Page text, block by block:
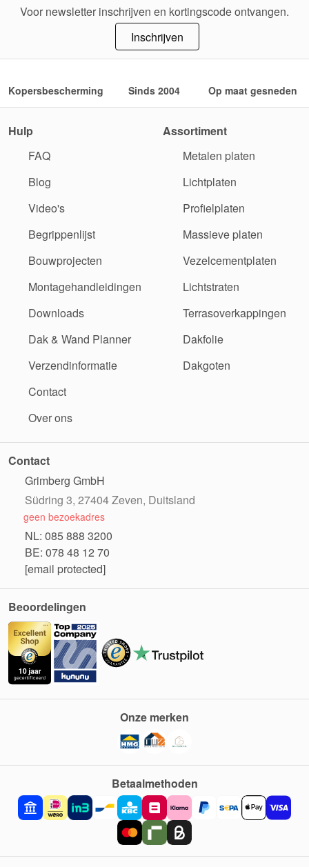
Voor newsletter inschrijven en kortingscode ontvangen.
Inschrijven
Kopersbescherming Sinds 2004 Op maat gesneden
Hulp
FAQ
Blog
Video's
Begrippenlijst
Bouwprojecten
Montagehandleidingen
Downloads
Dak & Wand Planner
Verzendinformatie
Contact
Over ons
Assortiment
Metalen platen
Lichtplaten
Profielplaten
Massieve platen
Vezelcementplaten
Lichtstraten
Terrasoverkappingen
Dakfolie
Dakgoten
Contact
Grimberg GmbH
Südring 3, 27404 Zeven, Duitsland
geen bezoekadres
NL: 085 888 3200
BE: 078 48 12 70
[email protected]
Beoordelingen
Betaalmethoden
Onze merken